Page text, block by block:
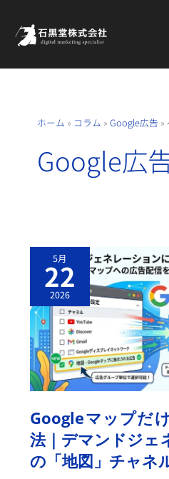
ス
ホーム » コラム » Google広告 »
Google広
5月
22
2026
Googleマップだ
法｜デマンドジェ
の「地図」チャネ
G
O
G
L
E
マ
ッ
プ
だ
け
に
広
告
を
方
法
｜
デ
マ
ン